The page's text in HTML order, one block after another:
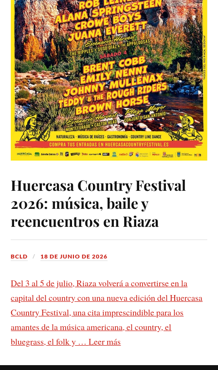
Huercasa Country Festival
2026: música, baile y
reencuentros en Riaza
BCLD 18 DE JUNIO DE 2026
Del 3 al 5 de julio, Riaza volverá a convertirse en la
capital del country con una nueva edición del Huercasa
Country Festival, una cita imprescindible para los
amantes de la música americana, el country, el
bluegrass, el folk y …Leer más